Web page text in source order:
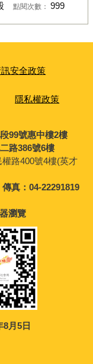
點閱次數： 999
訊安全政策
隱私權政策
99號惠中樓2樓
路386號6樓
路400號4樓(英才
傳真：04-22291819
瀏覽
8月5日